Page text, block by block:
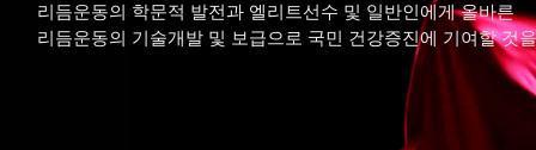
리듬운동의 학문적 발전과 엘리트선수 및 일반인에게 올바른
리듬운동의 기술개발 및 보급으로 국민 건강증진에 기여할 것